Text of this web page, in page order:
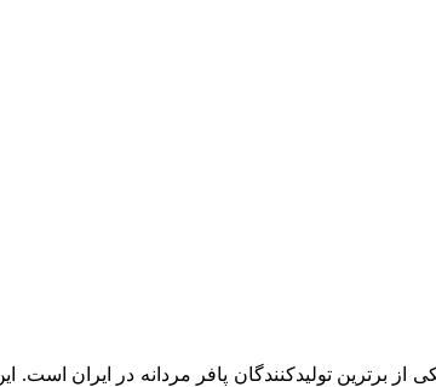
برترین تولیدکنندگان پافر مردانه در ایران است.